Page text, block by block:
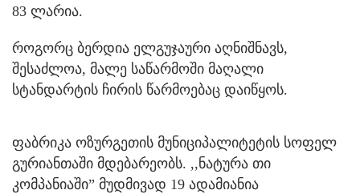
83 ლარია.
როგორც ბერდია ელგუჯაური აღნიშნავს,
შესაძლოა, მალე საწარმოში მაღალი
სტანდარტის ჩირის წარმოებაც დაიწყოს.
ფაბრიკა ოზურგეთის მუნიციპალიტეტის სოფელ
გურიანთაში მდებარეობს. ,,ნატურა თი
კომპანიაში” მუდმივად 19 ადამიანია